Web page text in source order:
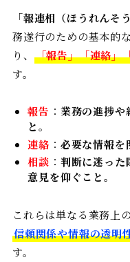
「報連相（ほうれんそう
務遂行のための基本的
り、 「報告」「連絡」
す。
報告 ： 業務の進捗や
と。
連絡 ： 必要な情報を
相談 ： 判断に迷った
意見を仰ぐこと。
これらは単なる業務上
信頼関係や情報の透明
す。